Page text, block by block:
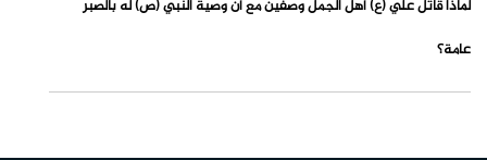
لماذا قاتل علي (ع) أهل الجمل وصفين مع أن وصية النبي (ص) له بالصبر
عامة؟